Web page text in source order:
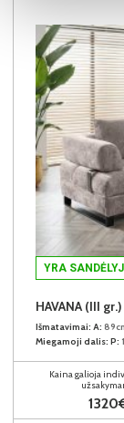
YRA
HAVANA (III
Išmatavimai: A:
Miegamoji dalis: P:
Kaina galioja